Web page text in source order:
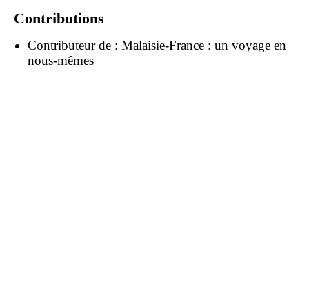
Contributions
Contributeur de : Malaisie-France : un voyage en
nous-mêmes